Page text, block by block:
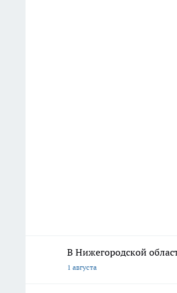
В Нижегородской
1 августа